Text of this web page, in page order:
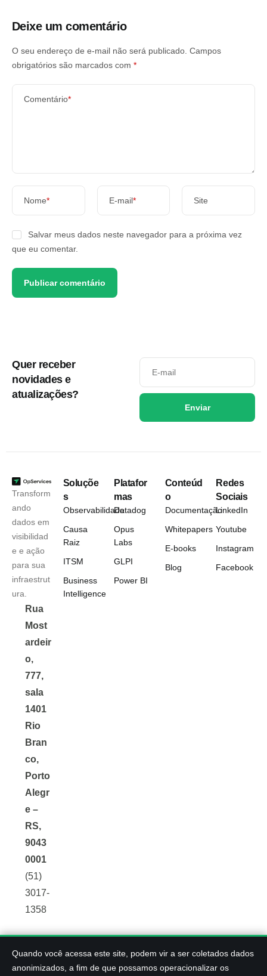
Deixe um comentário
O seu endereço de e-mail não será publicado. Campos
obrigatórios são marcados com *
Comentário*
Nome* E-mail* Site
Salvar meus dados neste navegador para a próxima vez
que eu comentar.
Quer receber
novidades e
atualizações?
Enviar
Transform
ando
dados em
visibilidad
e e ação
para sua
infraestrut
ura.
Rua
Most
ardeir
o,
777,
sala
1401
Rio
Bran
co,
Porto
Alegr
e –
RS,
9043
0001
(51)
3017-
1358
Soluçõe
s
Observabilidade
Causa
Raiz
ITSM
Business
Intelligence
Platafor
mas
Datadog
Opus
Labs
GLPI
Power BI
Conteúd
o
Documentação
Whitepapers
E-books
Blog
Redes
Sociais
LinkedIn
Youtube
Instagram
Facebook
© 2026 OpServices. Todos os direitos reservados.
Quando você acessa este site, podem vir a ser coletados dados
anonimizados, a fim de que possamos operacionalizar os